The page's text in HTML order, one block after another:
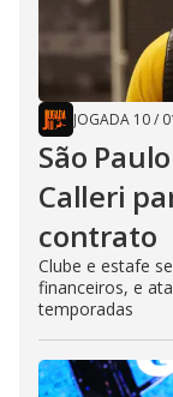
JOGADA 10/
São
Calleri
contrato
Clube e estafe
financeiros, e
temporadas